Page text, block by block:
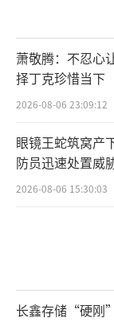
萧敬腾：不忍心
择丁克珍惜当下
2026-08-06 23:09:12
眼镜王蛇筑窝产
防员迅速处置威
2026-08-06 15:30:03
长鑫存储“硬刚